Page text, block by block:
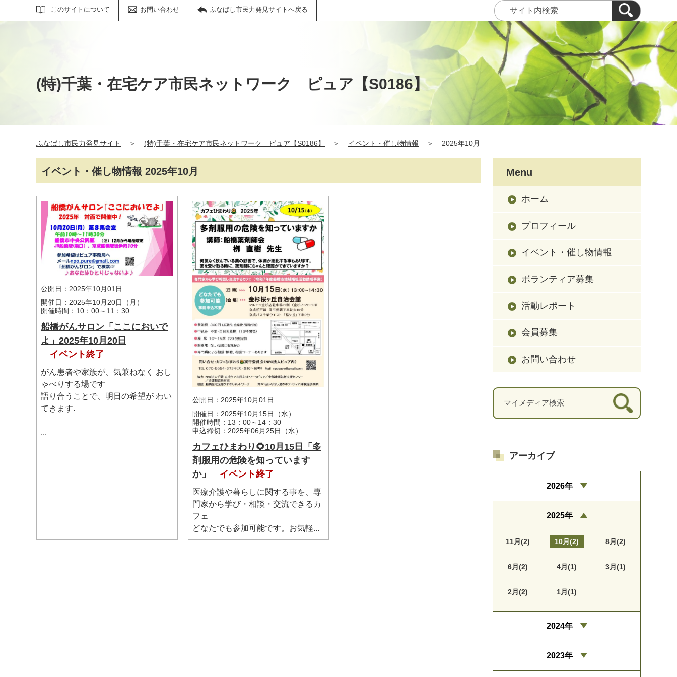
このサイトについて お問い合わせ ふなばし市民力発見サイトへ戻る
サイト内検索
(特)千葉・在宅ケア市民ネットワーク ピュア【S0186】
ふなばし市民力発見サイト ＞ (特)千葉・在宅ケア市民ネットワーク ピュア【S0186】 ＞ イベント・催し物情報 ＞ 2025年10月
イベント・催し物情報 2025年10月
公開日：2025年10月01日
開催日：2025年10月20日（月）
開催時間：10：00～11：30
船橋がんサロン「ここにおいで
よ」2025年10月20日
イベント終了
がん患者や家族が、気兼ねなく おし
ゃべりする場です
語り合うことで、明日の希望が わい
てきます.
...
公開日：2025年10月01日
開催日：2025年10月15日（水）
開催時間：13：00～14：30
申込締切：2025年06月25日（水）
カフェひまわり🌻10月15日「多
剤服用の危険を知っています
か」
イベント終了
医療介護や暮らしに関する事を、専
門家から学び・相談・交流できるカ
フェ
どなたでも参加可能です。お気軽...
Menu
ホーム
プロフィール
イベント・催し物情報
ボランティア募集
活動レポート
会員募集
お問い合わせ
マイメディア検索
アーカイブ
2026年
2025年
11月(2) 10月(2) 8月(2)
6月(2) 4月(1) 3月(1)
2月(2) 1月(1)
2024年
2023年